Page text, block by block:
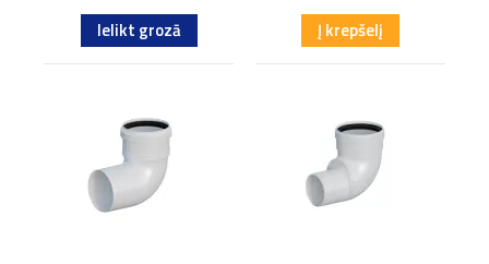
Ielikt grozā Į krepšelį